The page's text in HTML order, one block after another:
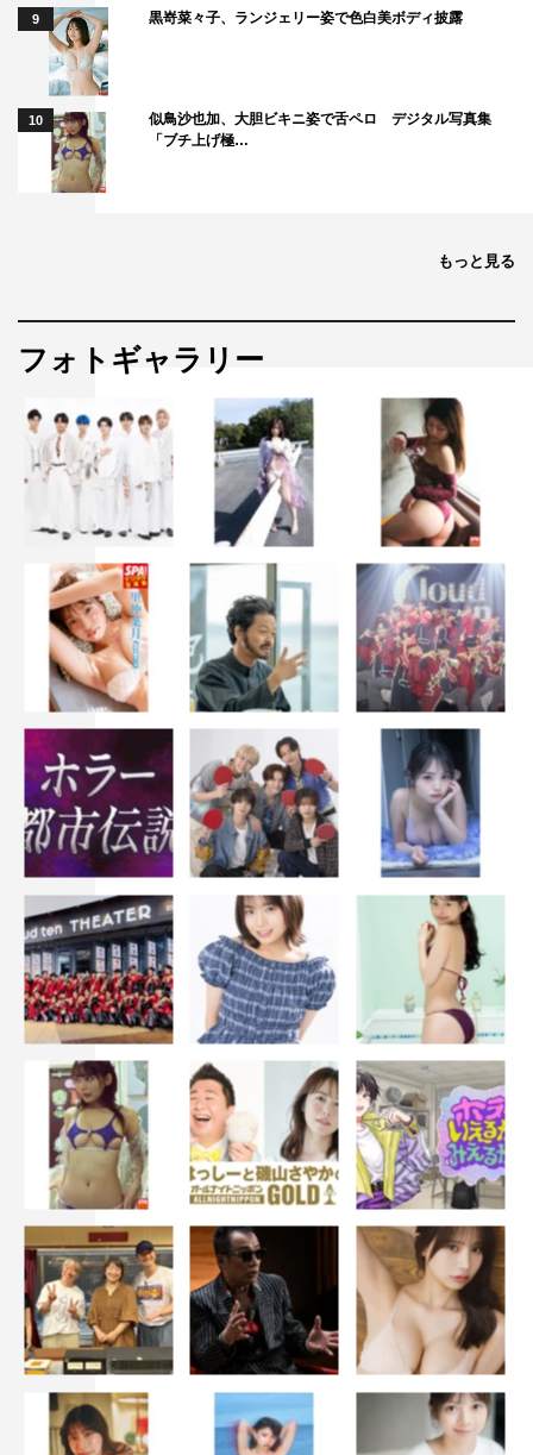
9 黒嵜菜々子、ランジェリー姿で色白美ボディ披露
10
似鳥沙也加、大胆ビキニ姿で舌ペロ デジタル写真集
「ブチ上げ極…
もっと見る
フォトギャラリー